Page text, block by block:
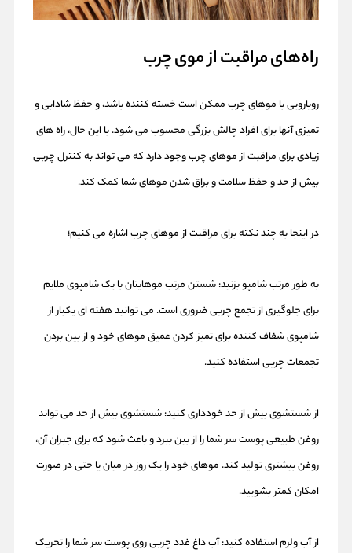
راه‌های مراقبت از موی چرب
رویارویی با موهای چرب ممکن است خسته کننده باشد، و حفظ شادابی و
تمیزی آنها برای افراد چالش بزرگی محسوب می شود. با این حال، راه های
زیادی برای مراقبت از موهای چرب وجود دارد که می تواند به کنترل چربی
بیش از حد و حفظ سلامت و براق شدن موهای شما کمک کند.
در اینجا به چند نکته برای مراقبت از موهای چرب اشاره می کنیم؛
به طور مرتب شامپو بزنید: شستن مرتب موهایتان با یک شامپوی ملایم
برای جلوگیری از تجمع چربی ضروری است. می توانید هفته ای یکبار از
شامپوی شفاف کننده برای تمیز کردن عمیق موهای خود و از بین بردن
تجمعات چربی استفاده کنید.
از شستشوی بیش از حد خودداری کنید: شستشوی بیش از حد می تواند
روغن طبیعی پوست سر شما را از بین ببرد و باعث شود که برای جبران آن،
روغن بیشتری تولید کند. موهای خود را یک روز در میان یا حتی در صورت
امکان کمتر بشویید.
از آب ولرم استفاده کنید: آب داغ غدد چربی روی پوست سر شما را تحریک